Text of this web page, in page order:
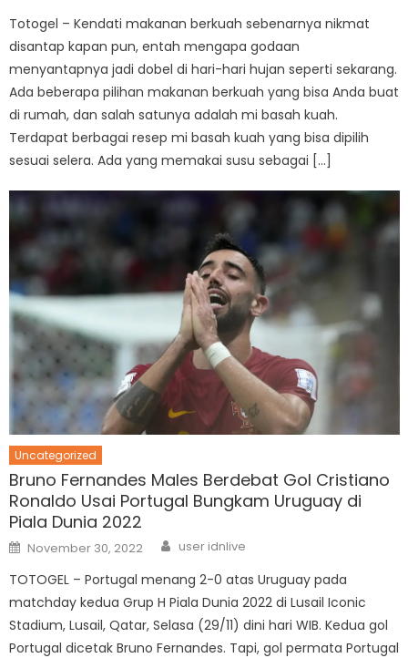
Totogel – Kendati makanan berkuah sebenarnya nikmat
disantap kapan pun, entah mengapa godaan
menyantapnya jadi dobel di hari-hari hujan seperti sekarang.
Ada beberapa pilihan makanan berkuah yang bisa Anda buat
di rumah, dan salah satunya adalah mi basah kuah.
Terdapat berbagai resep mi basah kuah yang bisa dipilih
sesuai selera. Ada yang memakai susu sebagai […]
Uncategorized
Bruno Fernandes Males Berdebat Gol Cristiano
Ronaldo Usai Portugal Bungkam Uruguay di
Piala Dunia 2022
Posted
on
November 30, 2022 Author
user idnlive
TOTOGEL – Portugal menang 2-0 atas Uruguay pada
matchday kedua Grup H Piala Dunia 2022 di Lusail Iconic
Stadium, Lusail, Qatar, Selasa (29/11) dini hari WIB. Kedua gol
Portugal dicetak Bruno Fernandes. Tapi, gol permata Portugal